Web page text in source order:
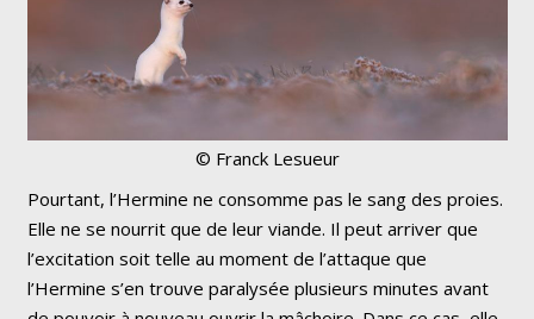
© Franck Lesueur
Pourtant, l’Hermine ne consomme pas le sang des proies.
Elle ne se nourrit que de leur viande. Il peut arriver que
l’excitation soit telle au moment de l’attaque que
l’Hermine s’en trouve paralysée plusieurs minutes avant